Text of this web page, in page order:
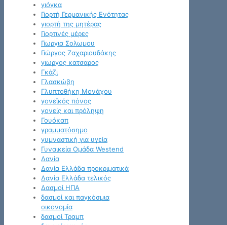
γιόγκα
Γιορτή Γερμανικής Ενότητας
γιορτή της μητέρας
Γιορτινές μέρες
Γιωργια Σολωμου
Γιώργος Ζαχαριουδάκης
γιωργος κατσαρος
Γκάζι
Γλασκώβη
Γλυπτοθήκη Μονάχου
γονεϊκός πόνος
γονείς και πρόληψη
Γουόκαπ
γραμματόσημο
γυμναστική για υγεία
Γυναικεία Ομάδα Westend
Δανία
Δανία Ελλάδα προκριματικά
Δανία Ελλάδα τελικός
Δασμοί ΗΠΑ
δασμοί και παγκόσμια
οικονομία
δασμοί Τραμπ